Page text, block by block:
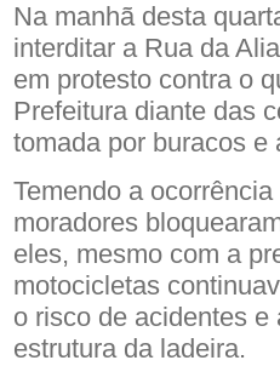
Na manhã desta
interditar a Rua da
em protesto contra o
Prefeitura diante das
tomada por buracos e
Temendo a
moradores
eles, mesmo com a
motocicletas
o risco de acidentes
estrutura da ladeira.